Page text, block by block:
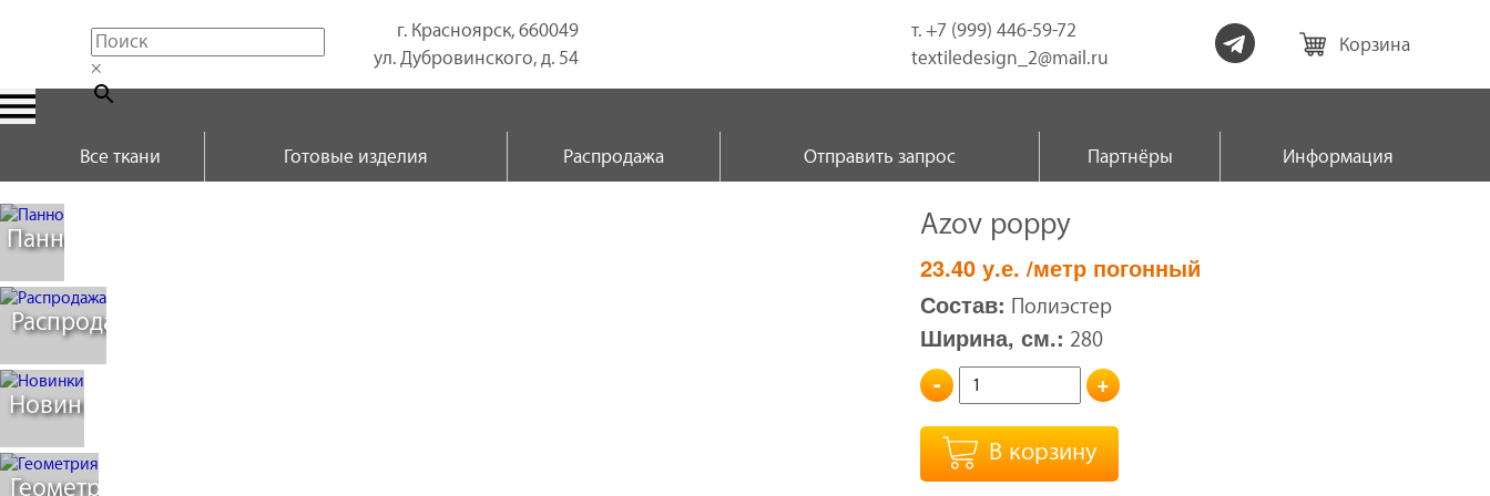
×
г. Красноярск, 660049
ул. Дубровинского, д. 54
т. +7 (999) 446-59-72
textiledesign_2@mail.ru
Корзина
Все ткани Готовые изделия Распродажа Отправить запрос Партнёры Информация
Azov poppy
23.40 у.е. /метр погонный
Состав: Полиэстер
Ширина, см.: 280
- +
В корзину
Панно
Распродажа
Новинки
Геометрия